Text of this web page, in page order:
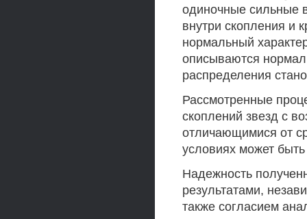
одиночные сильные
внутри скопления и
нормальный
описываются
распределения
Рассмотренные
скоплений звезд с
отличающимися от
условиях может быть
Надежность
результатами,
также согласием